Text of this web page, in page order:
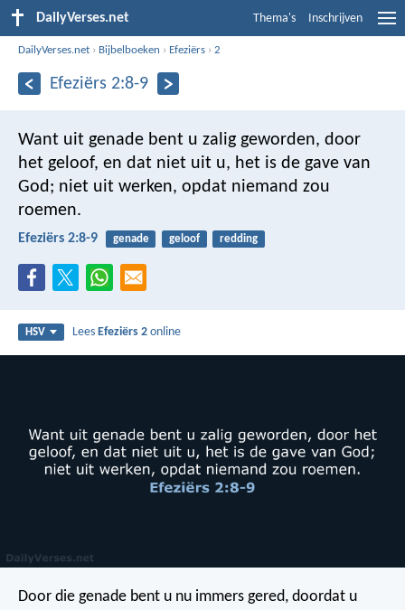
DailyVerses.net Thema's Inschrijven
DailyVerses.net › Bijbelboeken › Efeziërs ›2
Efeziërs 2:8-9
Want uit genade bent u zalig geworden, door
het geloof, en dat niet uit u, het is de gave van
God; niet uit werken, opdat niemand zou
roemen.
Efeziërs 2:8-9 genade geloof redding
HSV LeesEfeziërs 2 online
Door die genade bent u nu immers gered, doordat u